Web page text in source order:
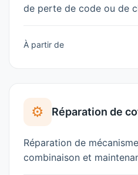
de perte de code ou de
À partir de
⚙️ Réparation de
Réparation de
combinaison et